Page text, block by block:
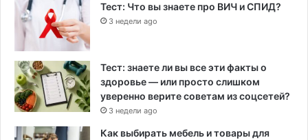
Тест: Что вы знаете про ВИЧ и СПИД?
3 недели ago
Тест: знаете ли вы все эти факты о
здоровье — или просто слишком
уверенно верите советам из соцсетей?
3 недели ago
Как выбирать мебель и товары для